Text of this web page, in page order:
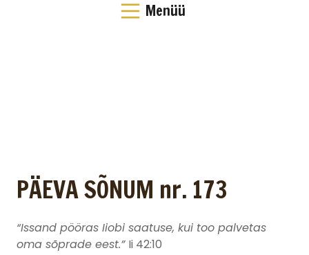
Menüü
PÄEVA SÕNUM nr. 173
“Issand pööras Iiobi saatuse, kui too palvetas
oma sõprade eest.” Ii 42:10